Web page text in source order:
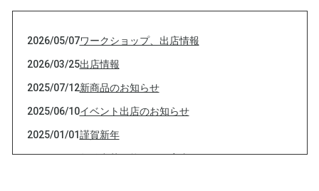
2026/05/07ワークショップ、出店情報
2026/03/25出店情報
2025/07/12新商品のお知らせ
2025/06/10イベント出店のお知らせ
2025/01/01謹賀新年
2024/12/27年始出荷可能日のご案内